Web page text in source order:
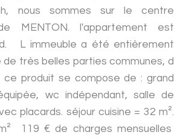
nous sommes sur le centre
MENTON. l'appartement est
L immeuble a été entièrement
de très belles parties communes, d
ce produit se compose de : grand
wc indépendant, salle de
placards. séjour cuisine = 32 m².
119 € de charges mensuelles